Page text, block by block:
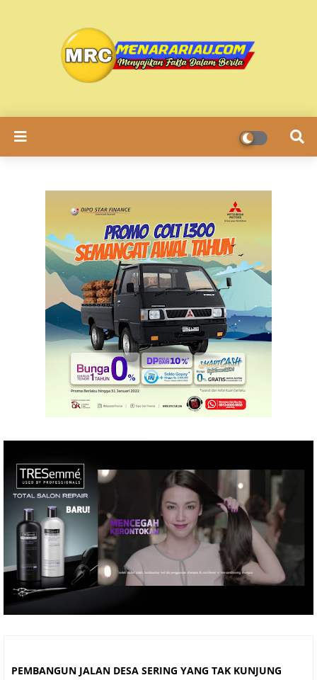
PEMBANGUN JALAN DESA SERING YANG TAK KUNJUNG